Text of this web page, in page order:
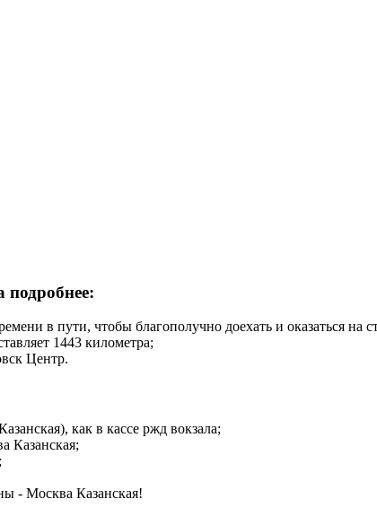
в пути, чтобы благополучно доехать и оказаться на
1443 километра;
Центр.
как в кассе ржд вокзала;
Казанская;
- Москва Казанская!